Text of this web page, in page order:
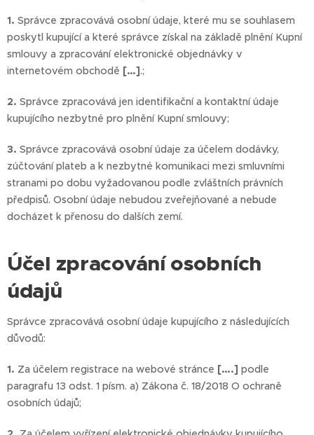
1. Správce zpracovává osobní údaje, které mu se souhlasem
poskytl kupující a které správce získal na základě plnění Kupní
smlouvy a zpracování elektronické objednávky v
internetovém obchodě […].;
2. Správce zpracovává jen identifikační a kontaktní údaje
kupujícího nezbytné pro plnění Kupní smlouvy;
3. Správce zpracovává osobní údaje za účelem dodávky,
zúčtování plateb a k nezbytné komunikaci mezi smluvními
stranami po dobu vyžadovanou podle zvláštních právních
předpisů. Osobní údaje nebudou zveřejňované a nebude
docházet k přenosu do dalších zemí.
Účel zpracování osobních
údajů
Správce zpracovává osobní údaje kupujícího z následujících
důvodů:
1. Za účelem registrace na webové stránce [….] podle
paragrafu 13 odst. 1 písm. a) Zákona č. 18/2018 O ochraně
osobních údajů;